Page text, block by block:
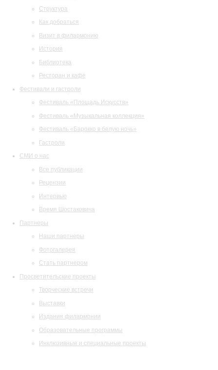
Структура
Как добраться
Визит в филармонию
История
Библиотека
Ресторан и кафе
Фестивали и гастроли
Фестиваль «Площадь Искусств»
Фестиваль «Музыкальная коллекция»
Фестиваль «Барокко в белую ночь»
Гастроли
СМИ о нас
Все публикации
Рецензии
Интервью
Время Шостаковича
Партнеры
Наши партнеры
Фотогалерея
Стать партнером
Просветительские проекты
Творческие встречи
Выставки
Издания филармонии
Образовательные программы
Инклюзивные и специальные проекты